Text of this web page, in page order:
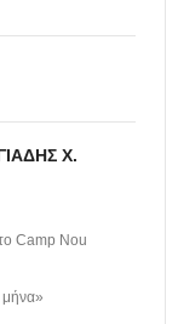
Χ.
Camp Nou